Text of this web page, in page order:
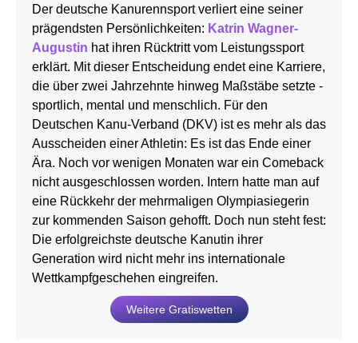
Der deutsche Kanurennsport verliert eine seiner
prägendsten Persönlichkeiten: Katrin Wagner-
Augustin hat ihren Rücktritt vom Leistungssport
erklärt. Mit dieser Entscheidung endet eine Karriere,
die über zwei Jahrzehnte hinweg Maßstäbe setzte -
sportlich, mental und menschlich. Für den
Deutschen Kanu-Verband (DKV) ist es mehr als das
Ausscheiden einer Athletin: Es ist das Ende einer
Ära. Noch vor wenigen Monaten war ein Comeback
nicht ausgeschlossen worden. Intern hatte man auf
eine Rückkehr der mehrmaligen Olympiasiegerin
zur kommenden Saison gehofft. Doch nun steht fest:
Die erfolgreichste deutsche Kanutin ihrer
Generation wird nicht mehr ins internationale
Wettkampfgeschehen eingreifen.
Weitere Gratiswetten